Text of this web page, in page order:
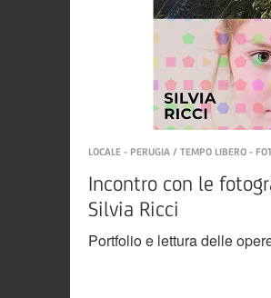
LOCALE - PERUGIA / TEMPO LIBERO -
Incontro con le
Silvia Ricci
Portfolio e lettura delle